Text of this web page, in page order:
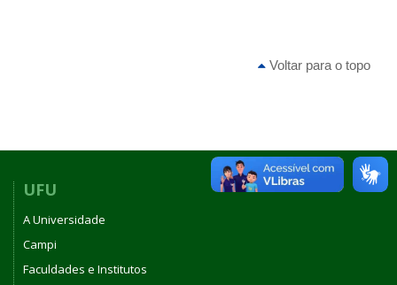
Voltar para o topo
UFU
A Universidade
Campi
Faculdades e Institutos